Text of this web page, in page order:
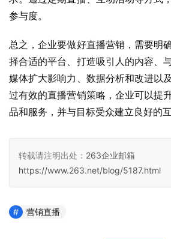
参与度。
总之，企业要做好直播营销，需要明
择合适的平台、打造吸引人的内容、
媒体扩大影响力、数据分析和改进以
过有效的直播营销策略，企业可以提
品和服务，并与目标受众建立良好的互
转载请注明出处： 263企业邮箱
https://www.263.net/blog/5187.html
营销直播